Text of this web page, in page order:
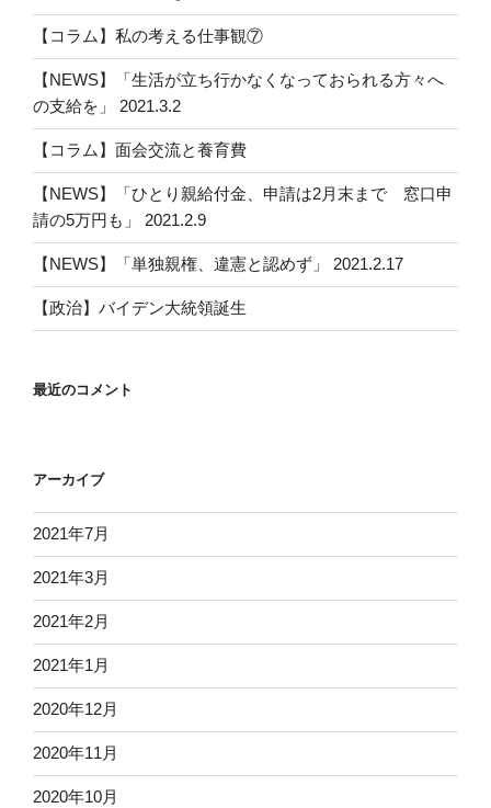
【コラム】私の考える仕事観⑦
【NEWS】「生活が立ち行かなくなっておられる方々へ
の支給を」 2021.3.2
【コラム】面会交流と養育費
【NEWS】「ひとり親給付金、申請は2月末まで 窓口申
請の5万円も」 2021.2.9
【NEWS】「単独親権、違憲と認めず」 2021.2.17
【政治】バイデン大統領誕生
最近のコメント
アーカイブ
2021年7月
2021年3月
2021年2月
2021年1月
2020年12月
2020年11月
2020年10月